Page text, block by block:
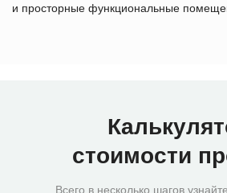
и просторные функциональные
стоимости
Всего в несколько шагов